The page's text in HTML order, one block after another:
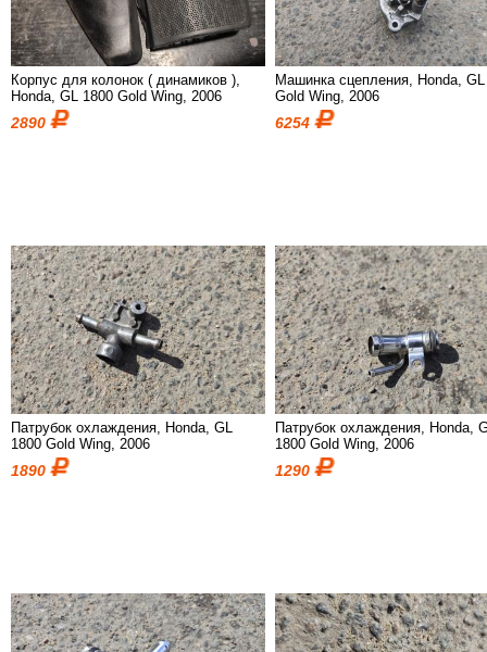
Корпус для колонок ( динамиков ),
Honda, GL 1800 Gold Wing, 2006
2890
Машинка сцепления, Honda,
Gold Wing, 2006
6254
Патрубок охлаждения, Honda, GL
1800 Gold Wing, 2006
1890
Патрубок охлаждения, Honda,
1800 Gold Wing, 2006
1290